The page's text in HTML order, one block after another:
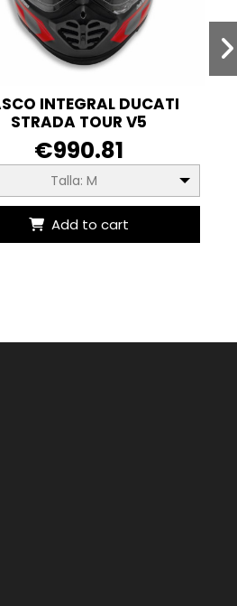
INTEGRAL DUCATI
STRADA TOUR V5
€990.81
Talla: M
Add to cart